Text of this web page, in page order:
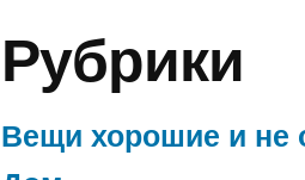
Рубрики
Вещи хорошие и не